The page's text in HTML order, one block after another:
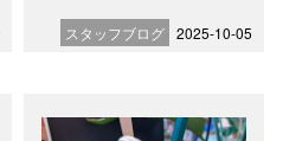
スタッフブログ 2025-10-05